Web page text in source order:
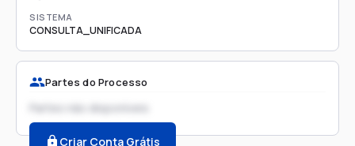
SISTEMA
CONSULTA_UNIFICADA
Partes do Processo
Partes não disponíveis
Criar Conta Grátis